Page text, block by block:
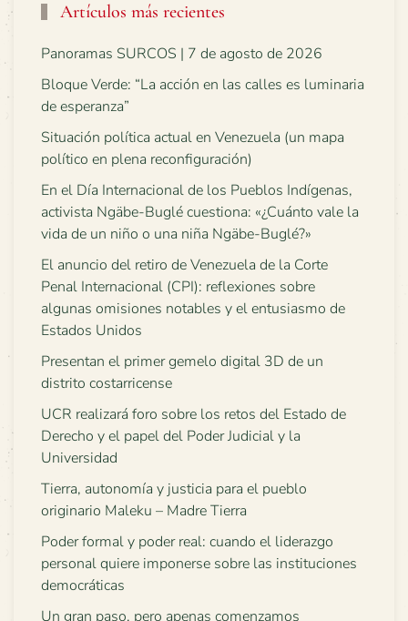
Artículos más recientes
Panoramas SURCOS | 7 de agosto de 2026
Bloque Verde: “La acción en las calles es luminaria
de esperanza”
Situación política actual en Venezuela (un mapa
político en plena reconfiguración)
En el Día Internacional de los Pueblos Indígenas,
activista Ngäbe-Buglé cuestiona: «¿Cuánto vale la
vida de un niño o una niña Ngäbe-Buglé?»
El anuncio del retiro de Venezuela de la Corte
Penal Internacional (CPI): reflexiones sobre
algunas omisiones notables y el entusiasmo de
Estados Unidos
Presentan el primer gemelo digital 3D de un
distrito costarricense
UCR realizará foro sobre los retos del Estado de
Derecho y el papel del Poder Judicial y la
Universidad
Tierra, autonomía y justicia para el pueblo
originario Maleku – Madre Tierra
Poder formal y poder real: cuando el liderazgo
personal quiere imponerse sobre las instituciones
democráticas
Un gran paso, pero apenas comenzamos